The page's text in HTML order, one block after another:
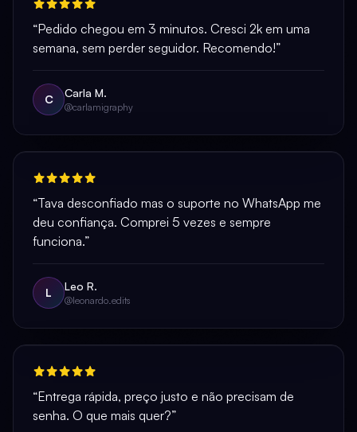
“Pedido chegou em 3 minutos. Cresci 2k em uma
semana, sem perder seguidor. Recomendo!”
C Carla M.
@carlamigraphy
“Tava desconfiado mas o suporte no WhatsApp me
deu confiança. Comprei 5 vezes e sempre
funciona.”
L Leo R.
@leonardo.edits
“Entrega rápida, preço justo e não precisam de
senha. O que mais quer?”